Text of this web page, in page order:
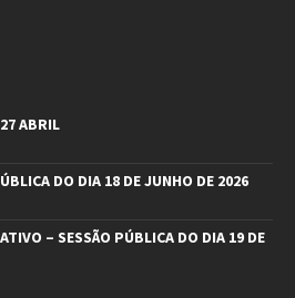
ABRIL
DO DIA 18 DE JUNHO DE 2026
– SESSÃO PÚBLICA DO DIA 19 DE